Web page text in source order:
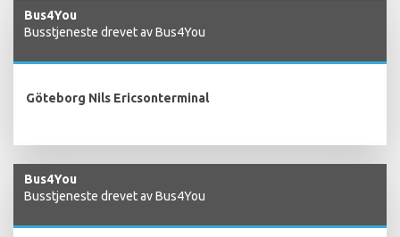
Bus4You
Busstjeneste drevet av Bus4You
Göteborg Nils Ericsonterminal
Bus4You
Busstjeneste drevet av Bus4You